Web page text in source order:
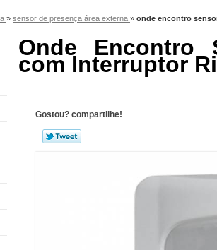
» sensor de presença área externa » onde encontro
Onde Encontro
com Interruptor
Gostou? compartilhe!